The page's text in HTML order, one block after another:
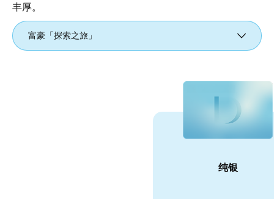
丰厚。
富豪「探索之旅」
纯银